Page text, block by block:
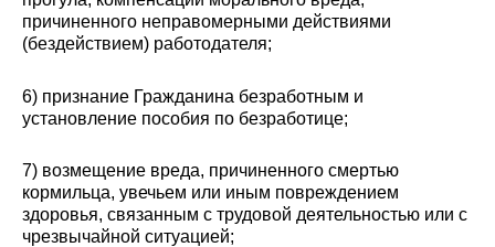
причиненного неправомерными действиями
(бездействием) работодателя;
6) признание Гражданина безработным и
установление пособия по безработице;
7) возмещение вреда, причиненного смертью
кормильца, увечьем или иным повреждением
здоровья, связанным с трудовой деятельностью или с
чрезвычайной ситуацией;